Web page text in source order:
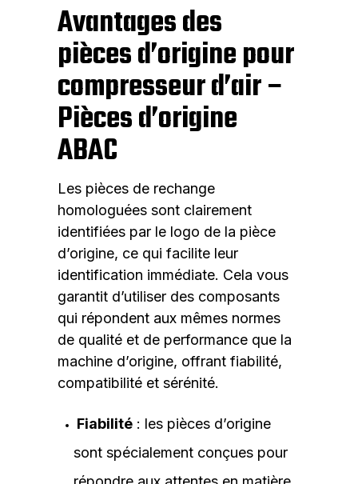
Avantages des
pièces d’origine pour
compresseur d’air –
Pièces d’origine
ABAC
Les pièces de rechange
homologuées sont clairement
identifiées par le logo de la pièce
d’origine, ce qui facilite leur
identification immédiate. Cela vous
garantit d’utiliser des composants
qui répondent aux mêmes normes
de qualité et de performance que la
machine d’origine, offrant fiabilité,
compatibilité et sérénité.
Fiabilité : les pièces d’origine
sont spécialement conçues pour